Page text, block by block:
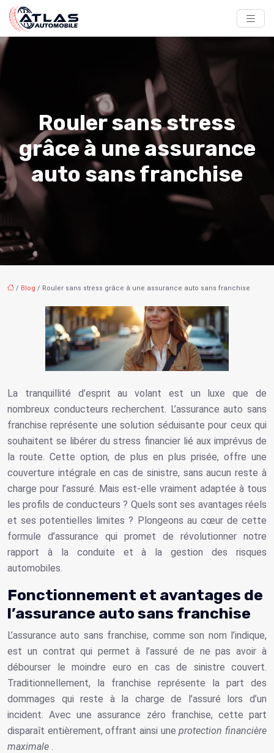
Rouler sans stress
grâce à une assurance
auto sans franchise
/ Blog / Rouler sans stress grâce à une assurance auto sans franchise
La tranquillité d’esprit au volant est un luxe que de
nombreux conducteurs recherchent. L’assurance auto sans
franchise représente une solution séduisante pour ceux qui
souhaitent se libérer du stress financier lié aux imprévus de
la route. Cette option, de plus en plus prisée, offre une
couverture intégrale en cas de sinistre, sans aucun reste à
charge pour l’assuré. Mais est-elle vraiment adaptée à tous
les profils de conducteurs ? Quels sont ses avantages réels
et ses potentielles limites ? Plongeons au cœur de cette
formule d’assurance qui promet de révolutionner notre
rapport à la conduite et à la gestion des risques
automobiles.
Fonctionnement et avantages de
l’assurance auto sans franchise
L’assurance auto sans franchise, comme son nom l’indique,
est un contrat qui permet à l’assuré de ne pas avoir à
débourser le moindre euro en cas de sinistre couvert.
Traditionnellement, la franchise représente la part des
dommages qui reste à la charge de l’assuré lors d’un
incident. Avec une assurance zéro franchise, cette part
disparaît entièrement, offrant ainsi uneprotection financière
maximale